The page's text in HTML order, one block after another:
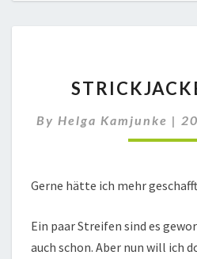
By Helga Kamjunke |
Gerne hätte ich mehr
Ein paar Streifen sind es
auch schon. Aber nun will ich